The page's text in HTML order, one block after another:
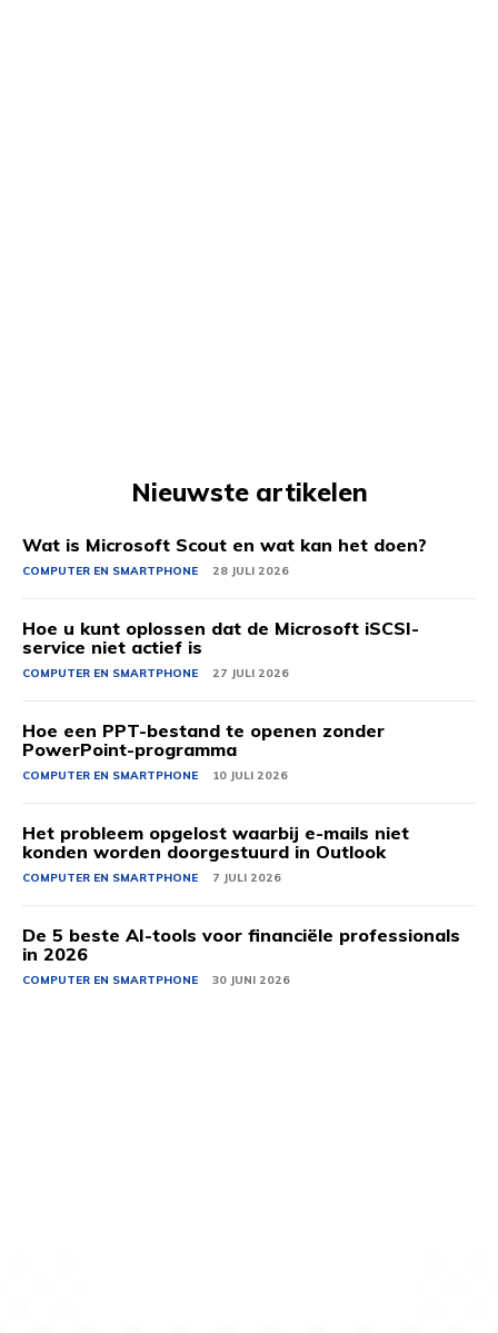
Nieuwste artikelen
Wat is Microsoft Scout en wat kan het doen?
COMPUTER EN SMARTPHONE 28 JULI 2026
Hoe u kunt oplossen dat de Microsoft iSCSI-
service niet actief is
COMPUTER EN SMARTPHONE 27 JULI 2026
Hoe een PPT-bestand te openen zonder
PowerPoint-programma
COMPUTER EN SMARTPHONE 10 JULI 2026
Het probleem opgelost waarbij e-mails niet
konden worden doorgestuurd in Outlook
COMPUTER EN SMARTPHONE 7 JULI 2026
De 5 beste AI-tools voor financiële professionals
in 2026
COMPUTER EN SMARTPHONE 30 JUNI 2026